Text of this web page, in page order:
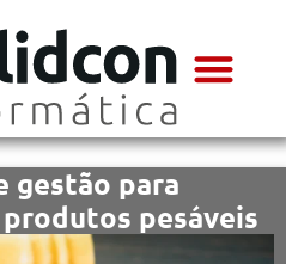
gestão para
pesáveis